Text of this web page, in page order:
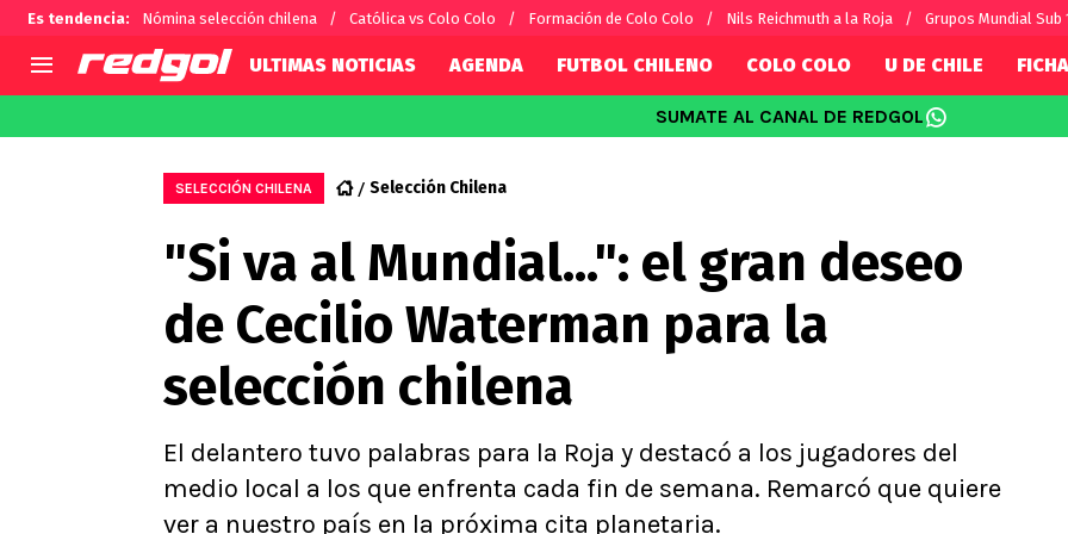
Es tendencia: Nómina selección chilena Católica vs Colo Colo Formación de Colo Colo Nils Reichmuth a la Roja Grupos Mundial Sub
Selección Chilena
U de Chile
U Católica
Campeonato Nacional
Primera B
Segunda División
Copa Chile
Supercopa Chile
Campeonato Femenino
Fútbol Internacional
Alexis Sánchez
Carlos Palacios
Chilenos por el mundo
Fútbol Argentino
Fútbol Brasileño
Conference
Ligue 1
ULTIMAS NOTICIAS AGENDA FUTBOL CHILENO COLO COLO U DE CHILE
SUMATE AL CANAL DE REDGOL
SELECCIÓN CHILENA Selección Chilena
"Si va al Mundial...": el gran deseo
de Cecilio Waterman para la
selección chilena
El delantero tuvo palabras para la Roja y destacó a los jugadores del
medio local a los que enfrenta cada fin de semana. Remarcó que quiere
ver a nuestro país en la próxima cita planetaria.